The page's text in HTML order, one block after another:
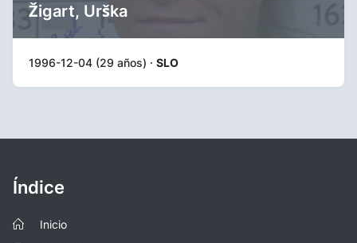
Žigart, Urška
1996-12-04 (29 años) · SLO
Índice
Inicio